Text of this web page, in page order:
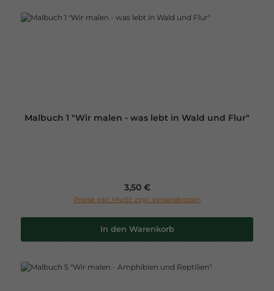
Malbuch 1 "Wir malen - was lebt in Wald und Flur"
Regulärer Preis:
3,50 €
Preise inkl. MwSt. zzgl. Versandkosten
In den Warenkorb